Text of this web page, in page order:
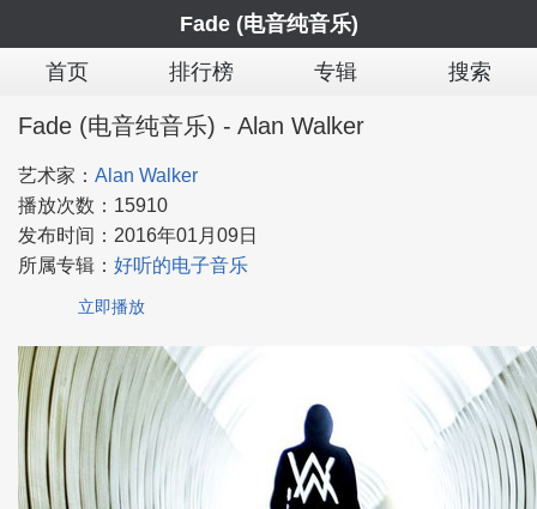
Fade (电音纯音乐)
首页
排行榜 专辑 搜索
Fade (电音纯音乐) - Alan Walker
艺术家： Alan Walker
播放次数： 15910
发布时间： 2016年01月09日
所属专辑： 好听的电子音乐
立即播放